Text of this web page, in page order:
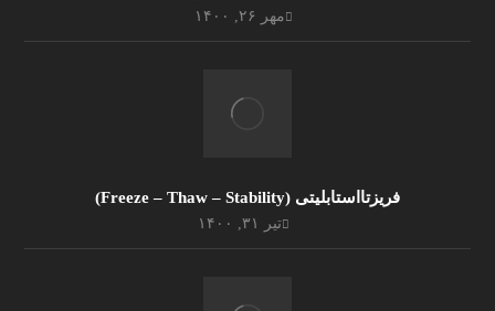
مهر ۲۶, ۱۴۰۰
فریزتااستابلیتی (Freeze – Thaw – Stability)
تیر ۳۱, ۱۴۰۰